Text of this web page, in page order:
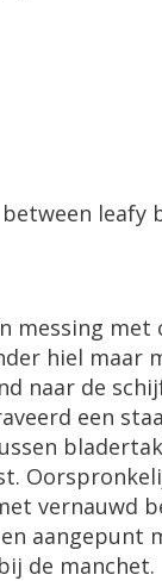
between leafy
messing met
hiel maar
naar de
een
.
vernauwd
en aangepunt
bij de manchet.